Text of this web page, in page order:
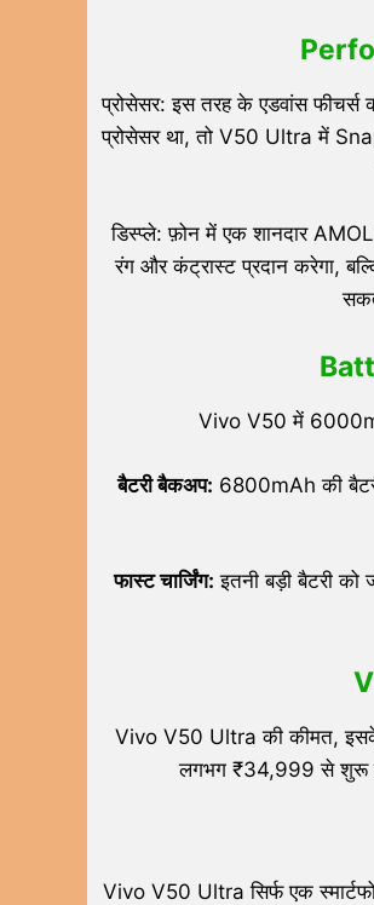
प्रोसेसर: इस तरह के एडवांस
प्रोसेसर था, तो V50 Ultra में
डिस्प्ले: फ़ोन में एक शानदार
रंग और कंट्रास्ट प्रदान करेगा,
Vivo V50 में
बैटरी बैकअप: 6800mAh की
फास्ट चार्जिंग: इतनी बड़ी बैटरी
Vivo V50 Ultra की कीमत, इसके
लगभग ₹34,999 से शुरू
Vivo V50 Ultra सिर्फ एक